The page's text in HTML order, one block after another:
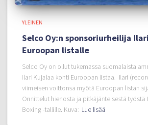
YLEINEN
Selco Oy:n sponsoriurheilija
Euroopan listalle
Selco Oy on ollut tukemassa suomalaista
Ilari Kujalaa kohti Euroopan listaa. Ilari
viimeisen voittonsa myötä Euroopan listan
Onnittelut hienosta ja pitkäjänteisestä työstä
Boxing -tallille. Kuva: Lue lisää